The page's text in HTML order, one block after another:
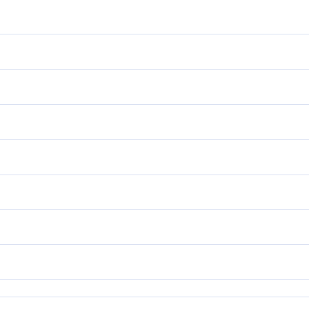
ঈসা ‘আলাইহিস সালামকে গর্ভে ধারনের বিষয়টির ইঙ্গিত রয়েছে। এর বিস্তারিত বর্ণনা
যখন সে তার পরিবারবর্গ থেকে পৃথক হয়ে নিরালায় পূর্ব দিকে এক স্থানে আশ্রয়
সে তার নিকট পূর্ণ মানবাকৃতিতে আত্মপ্রকাশ করল। মারইয়াম বলল, আমি তোমার
সে বলল, ‘আমি তো তোমার রব-এর দূত, তোমাকে এক পবিত্র পুত্র দান করার জন্য।
আমি ব্যভিচারিণীও নই? সে বলল, “এ রূপই হবে।’ তোমার রব বলেছেন, “এটা
এক নিদর্শন ও আমাদের কাছ থেকে এক অনুগ্রহ এটা তো এক স্থিরীকৃত ব্যাপার’।
সম্পন্ন হয়েছে সেটা বলা হয়নি। সূরা আল-আম্বিয়ায় বলা হয়েছে যে, “অতঃপর আমরা তার
দেয়ার কাজটি করেছিলেন, তিনি ছিলেন জিবরীল আলাইহিস সালাম। কারণ, সূরা
কাছে যিনি এসেছিলেন, তিনি স্বয়ং জিবরাইল ‘আলাইহিস সালাম। এ সমস্ত
সন্তান হবে? অথচ কোন মানুষ আমাকে স্পর্শ করেনি’! আল্লাহ বললেন, ‘এভাবেই’
‘হও’। ফলে তা হয়ে যায়।
সন্তান হবে; আমাকে তো কোন মানুষ স্পর্শ করেনি। বললেন এ ভাবেই আল্লাহ যা
অমনি তা হয়ে যায়।
ছেলে হবে যখন পুরুষমানুষ আমায় স্পর্শ করে নি?’’ তিনি বললেন -- ''এইভাবেই,
তিনি তখন সে সন্বন্ধে শুধু বলেন -- ''হও’’ আর তা হয়ে যায়।
পুত্র জন্ম নেবে, যখন কোন পুরুষ আমাকে স্পর্শ পর্যন্ত করেনি? আল্লাহ বললেন,
জন্য কেবল বলেন, ‘হয়ে যাও’। ফলে তা হয়ে যায়।
পুত্র হবে? কোন পুরুষ মানুষতো আমাকে স্পর্শ করেনি; তিনি বললেনঃ এরূপে আল্লাহ যা
বলেন, ফলতঃ তাতেই হয়ে যায়।
tafsir.
কীভাবে? আমাকে তো কোন মানুষ (পুরুষ) স্পর্শ করেনি।” তিনি (আল্লাহ) বলেন,
নেন তখন তাকে শুধু বলেন, জ্ঞহওঞ্চ আর অমনি তা হয়ে যায়।”
- এ ব্যাপারে আশ্চর্য হয়ে সে আরজ করলো: কীভাবে আমার সন্তান হবে। অথচ কোন পুরুষই
তাকে বললো: পিতা ছাড়াই আল্লাহ তা‘আলা আপনাকে সন্তান দিবেন। তিনি যা
“হয়ে যাও” তখন তা হয়ে যায়। কোন বস্তু সৃষ্টি করতে তিনি কখনোই অক্ষম নন।